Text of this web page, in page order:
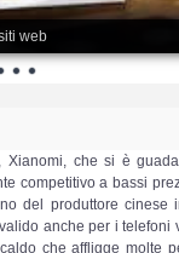
web
Xianomi, che si è
competitivo a bassi
del produttore cinese
anche per i
che affligge molte